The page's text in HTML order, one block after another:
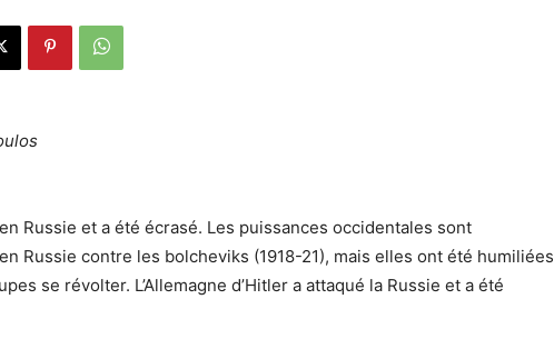
Russie et a été écrasé. Les puissances occidentales sont
Russie contre les bolcheviks (1918-21), mais elles ont été humiliées
se révolter. L’Allemagne d’Hitler a attaqué la Russie et a été